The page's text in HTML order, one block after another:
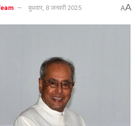
बुधवार, 8 जनवरी 2025 AA